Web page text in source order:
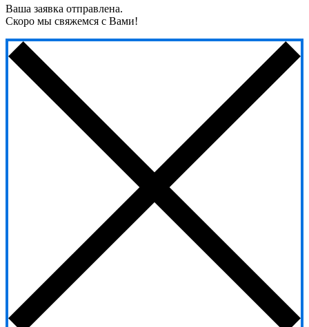
Ваша заявка отправлена.
Скоро мы свяжемся с Вами!